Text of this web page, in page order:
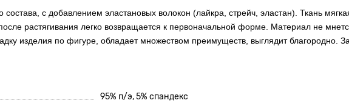
с добавлением эластановых волокон (лайкра, стрейч, эластан). Ткань
растягивания легко возвращается к первоначальной форме. Материал не
изделия по фигуре, обладает множеством преимуществ, выглядит благородно. За
95% п/э, 5% спандекс